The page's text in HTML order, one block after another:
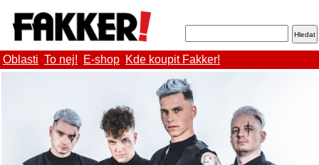
Oblasti To nej! E-shop Kde koupit Fakker!